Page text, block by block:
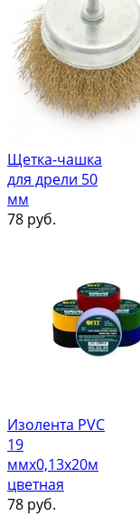
Щетка-чашка
для дрели 50
мм
78 руб.
Изолента PVC
19
ммх0,13х20м
цветная
78 руб.